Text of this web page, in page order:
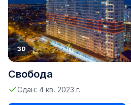
Свобода
Сдан: 4 кв. 2023 г.